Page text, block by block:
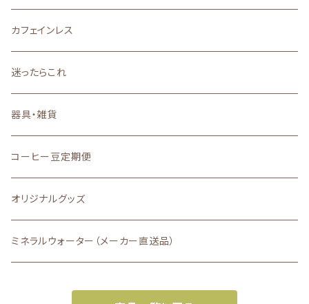
カフェインレス
迷ったらこれ
器具・雑貨
コーヒー豆定期便
オリジナルグッズ
ミネラルウォーター（メーカー直送品）